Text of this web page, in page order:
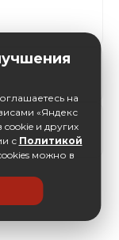
на
«Яндекс
и других
с Политикой
можно в